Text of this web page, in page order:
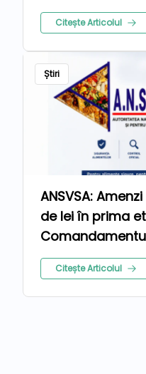
milioane de lei
Citește Articolul
Știri
ANSVSA:
de lei în prima
2026
Citește Articolul